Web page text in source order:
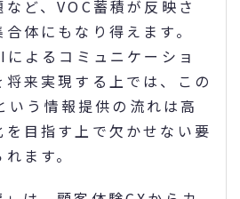
ど、VOC蓄積が反映さ
体にもなり得えます。
よるコミュニケーショ
将来実現する上では、この
う情報提供の流れは高
目指す上で欠かせない要
ます。